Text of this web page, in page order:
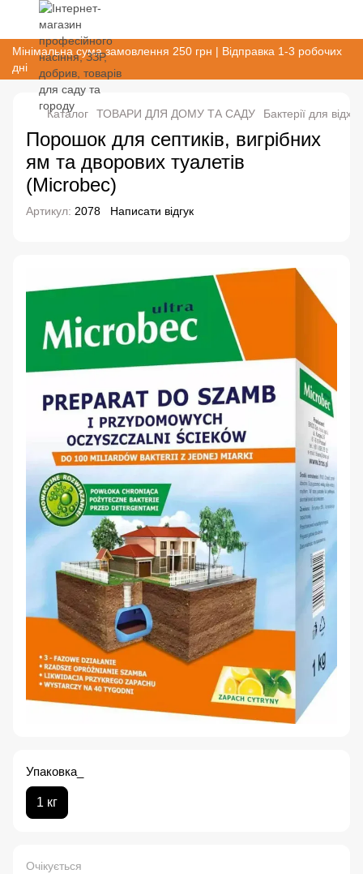
Мінімальна сума замовлення 250 грн | Відправка 1-3 робочих
дні
Каталог ТОВАРИ ДЛЯ ДОМУ ТА САДУ Бактерії для
Порошок для септиків, вигрібних
ям та дворових туалетів
(Microbec)
Артикул: 2078 Написати відгук
Упаковка_
1 кг
Очікується